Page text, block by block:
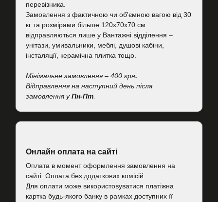
перевізника.
Замовлення з фактичною чи об'ємною вагою від 30
кг та розмірами більше 120х70х70 см
відправляються лише у Вантажні відділення –
унітази, умивальники, меблі, душові кабіни,
інсталяції, керамічна плитка тощо.
Мінімальне замовлення – 400 грн.
Відправлення на наступний день після
замовлення уПн-Пт
Онлайн оплата на сайті
Оплата в момент оформлення замовлення на
сайті. Оплата без додаткових комісій.
Для оплати може використовуватися платіжна
картка будь-якого банку в рамках доступних її